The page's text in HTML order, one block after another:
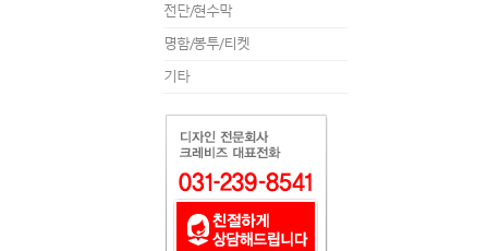
전단/현수막
명함/봉투/티켓
기타